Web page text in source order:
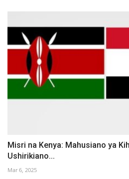
Misri na Kenya: Mahusiano ya
Ushirikiano...
Mar 6, 2025